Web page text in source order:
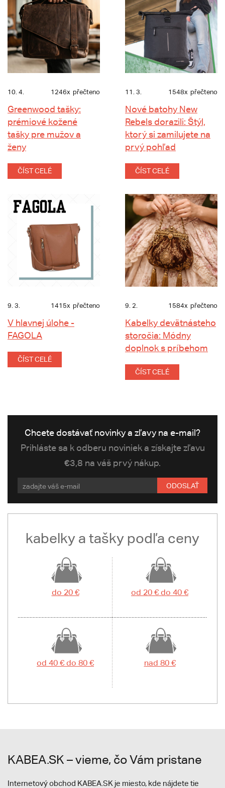
10. 4. 1246x přečteno
Greenwood tašky:
prémiové kožené
tašky pre mužov a
ženy
ČÍST CELÉ
11. 3. 1548x přečteno
Nové batohy New
Rebels dorazili: Štýl,
ktorý si zamilujete na
prvý pohľad
ČÍST CELÉ
9. 3. 1415x přečteno
V hlavnej úlohe -
FAGOLA
ČÍST CELÉ
9. 2. 1584x přečteno
Kabelky devätnásteho
storočia: Módny
doplnok s príbehom
ČÍST CELÉ
Chcete dostávať novinky a zľavy na e-mail?
Prihláste sa k odberu noviniek a získajte zľavu
€3,8 na váš prvý nákup.
ODOSLAŤ
kabelky a tašky podľa ceny
do 20 € od 20 € do 40 €
od 40 € do 80 € nad 80 €
KABEA.SK – vieme, čo Vám pristane
Internetový obchod KABEA.SK je miesto, kde nájdete tie